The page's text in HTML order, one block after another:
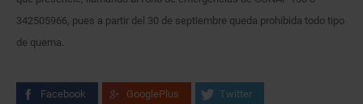
342505966, pues a partir del 30 de septiembre queda prohibida todo tipo
de quema.
Facebook GooglePlus Twitter